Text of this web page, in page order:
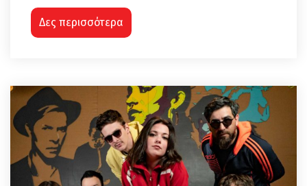
Δες περισσότερα